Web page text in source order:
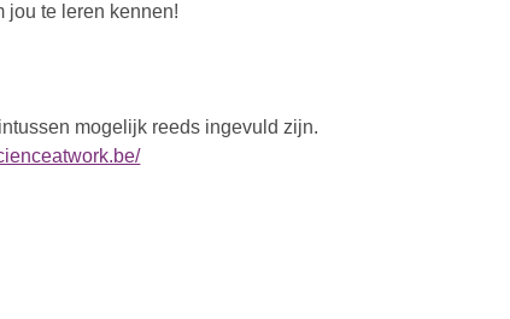
jou te leren kennen!
mogelijk reeds ingevuld zijn.